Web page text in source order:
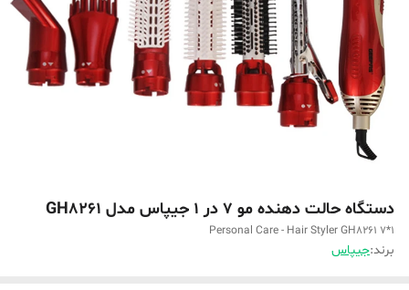
دستگاه حالت دهنده مو 7 در 1 جیپاس مدل GH8261
Personal Care - Hair Styler GH8261 7*1
برند:جیپاس